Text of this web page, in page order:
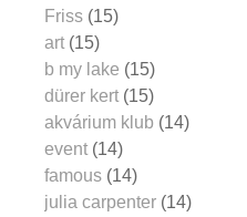
Friss (15)
art (15)
b my lake (15)
dürer kert (15)
akvárium klub (14)
event (14)
famous (14)
julia carpenter (14)